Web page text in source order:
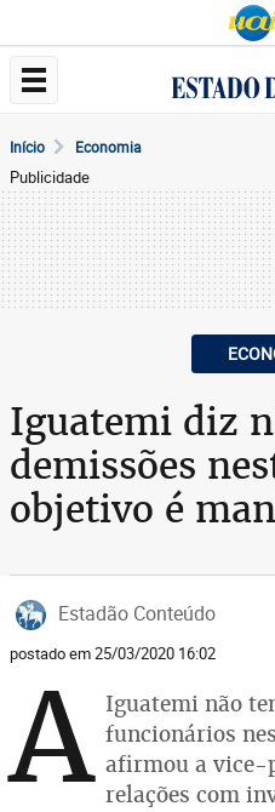
Início Economia
Publicidade
Iguatemi diz
demissões
objetivo é
Estadão Conteúdo
postado em 25/03/2020 16:02
A Iguatemi não
funcionários
afirmou a vice-
relações com